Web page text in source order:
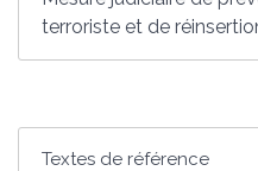
terroriste et de
Textes de référence